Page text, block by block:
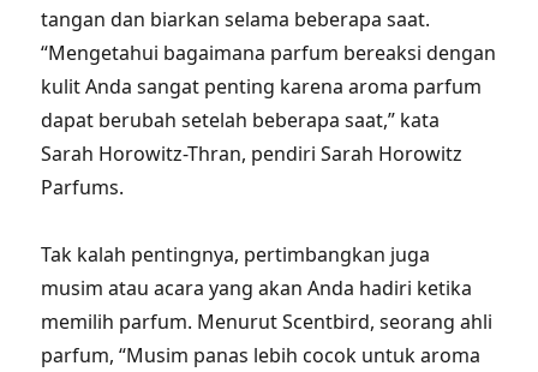
tangan dan biarkan selama beberapa saat.
“Mengetahui bagaimana parfum bereaksi dengan
kulit Anda sangat penting karena aroma parfum
dapat berubah setelah beberapa saat,” kata
Sarah Horowitz-Thran, pendiri Sarah Horowitz
Parfums.
Tak kalah pentingnya, pertimbangkan juga
musim atau acara yang akan Anda hadiri ketika
memilih parfum. Menurut Scentbird, seorang ahli
parfum, “Musim panas lebih cocok untuk aroma